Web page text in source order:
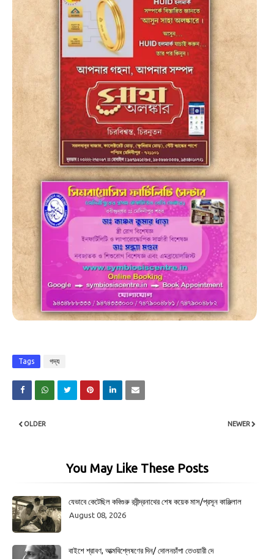
Tags গদ্য
NEWER
OLDER
You May Like These Posts
যেভাবে কেটেছিল কবিগুরু রবীন্দ্রনাথের শেষ কয়েক মাস/প্রসূন কাঞ্জিলাল
August 08, 2026
বাইশে শ্রাবণ, আত্মবিশ্লেষণের দিন/ দোলনচাঁপা তেওয়ারী দে